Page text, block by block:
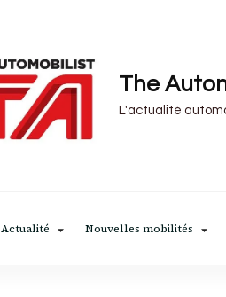
The
L'actualité
Actualité Nouvelles mobilités